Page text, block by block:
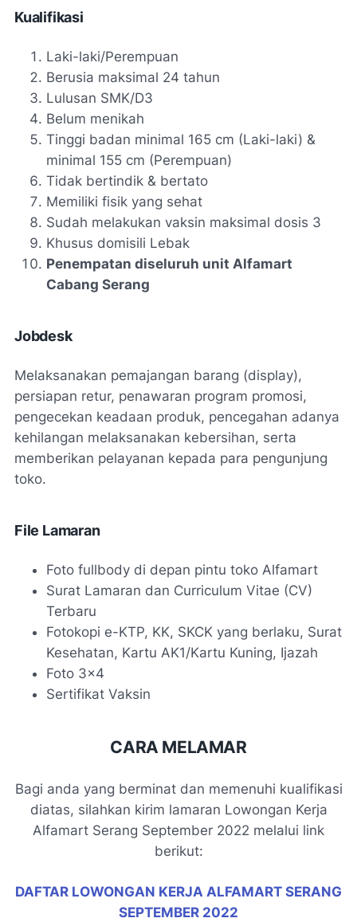
Kualifikasi
Laki-laki/Perempuan
Berusia maksimal 24 tahun
Lulusan SMK/D3
Belum menikah
Tinggi badan minimal 165 cm (Laki-laki) &
minimal 155 cm (Perempuan)
Tidak bertindik & bertato
Memiliki fisik yang sehat
Sudah melakukan vaksin maksimal dosis 3
Khusus domisili Lebak
Penempatan diseluruh unit Alfamart
Cabang Serang
Jobdesk
Melaksanakan pemajangan barang (display),
persiapan retur, penawaran program promosi,
pengecekan keadaan produk, pencegahan adanya
kehilangan melaksanakan kebersihan, serta
memberikan pelayanan kepada para pengunjung
toko.
File Lamaran
Foto fullbody di depan pintu toko Alfamart
Surat Lamaran dan Curriculum Vitae (CV)
Terbaru
Fotokopi e-KTP, KK, SKCK yang berlaku, Surat
Kesehatan, Kartu AK1/Kartu Kuning, Ijazah
Foto 3x4
Sertifikat Vaksin
CARA MELAMAR
Bagi anda yang berminat dan memenuhi kualifikasi
diatas, silahkan kirim lamaran Lowongan Kerja
Alfamart Serang September 2022 melalui link
berikut:
DAFTAR LOWONGAN KERJA ALFAMART SERANG
SEPTEMBER 2022